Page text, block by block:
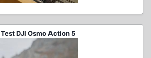
Test DJI Osmo Action 5